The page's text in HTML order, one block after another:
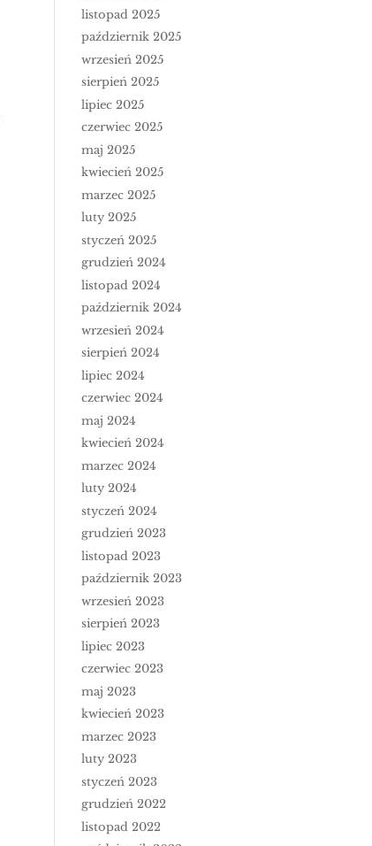
listopad 2025
październik 2025
wrzesień 2025
sierpień 2025
lipiec 2025
czerwiec 2025
maj 2025
kwiecień 2025
marzec 2025
luty 2025
styczeń 2025
grudzień 2024
listopad 2024
październik 2024
wrzesień 2024
sierpień 2024
lipiec 2024
czerwiec 2024
maj 2024
kwiecień 2024
marzec 2024
luty 2024
styczeń 2024
grudzień 2023
listopad 2023
październik 2023
wrzesień 2023
sierpień 2023
lipiec 2023
czerwiec 2023
maj 2023
kwiecień 2023
marzec 2023
luty 2023
styczeń 2023
grudzień 2022
listopad 2022